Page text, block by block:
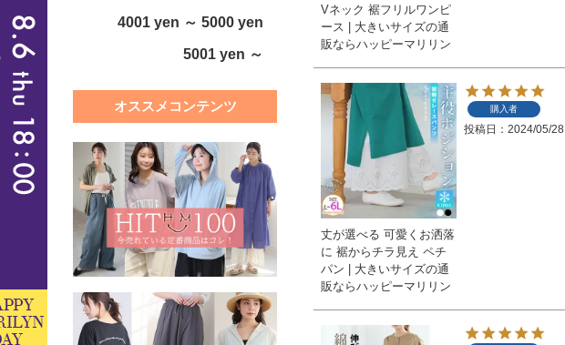
4001 yen ～ 5000 yen
5001 yen ～
オススメコンテンツ
Vネック 裾フリルワンピ
ース | 大きいサイズの通
販ならハッピーマリリン
丈が選べる 可愛くお洒落
に 裾からチラ見え ペチ
パン | 大きいサイズの通
販ならハッピーマリリン
購入者
投稿日 2024/05/28